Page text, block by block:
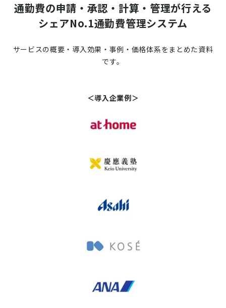
通勤費の申請・承認・計算・管理が行える
シェアNo.1通勤費管理システム
サービスの概要・導入効果・事例・価格体系をまとめた資料
です。
＜導入企業例＞